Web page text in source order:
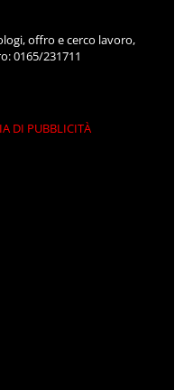
offro e cerco lavoro,
0165/231711
DI PUBBLICITÀ